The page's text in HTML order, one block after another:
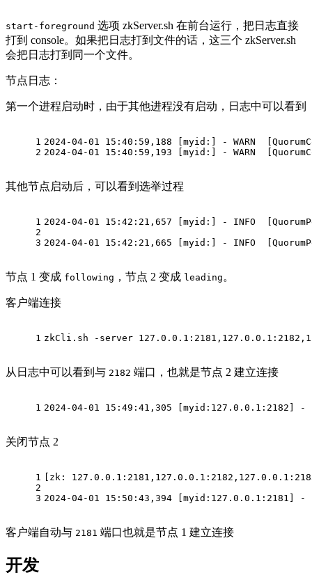
start-foreground 选项 zkServer.sh 在前台运行，把日志直接
打到 console。如果把日志打到文件的话，这三个 zkServer.sh
会把日志打到同一个文件。
节点日志：
第一个进程启动时，由于其他进程没有启动，日志中可以看到
1
2
2024-04-01 15:40:59,188 [myid:] - WARN
2024-04-01 15:40:59,193 [myid:] - WARN
其他节点启动后，可以看到选举过程
1
2
3
2024-04-01 15:42:21,657 [myid:] - INFO
2024-04-01 15:42:21,665 [myid:] - INFO
节点 1 变成 following ，节点 2 变成 leading 。
客户端连接
1 zkCli.sh -server
从日志中可以看到与 2182 端口，也就是节点 2 建立连接
1 2024-04-01 15:49:41,305 [myid:127.0.0.1:2182]
关闭节点 2
1
2
3
[zk:
2024-04-01 15:50:43,394 [myid:127.0.0.1:2181]
客户端自动与 2181 端口也就是节点 1 建立连接
开发